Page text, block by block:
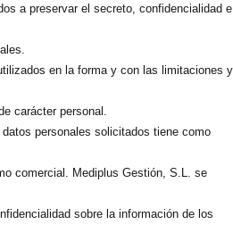
a preservar el secreto, confidencialidad e
en la forma y con las limitaciones y
carácter personal.
personales solicitados tiene como
comercial. Mediplus Gestión, S.L. se
sobre la información de los